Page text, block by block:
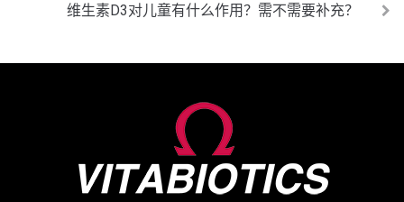
维生素D3对儿童有什么作用？需不需要补充？